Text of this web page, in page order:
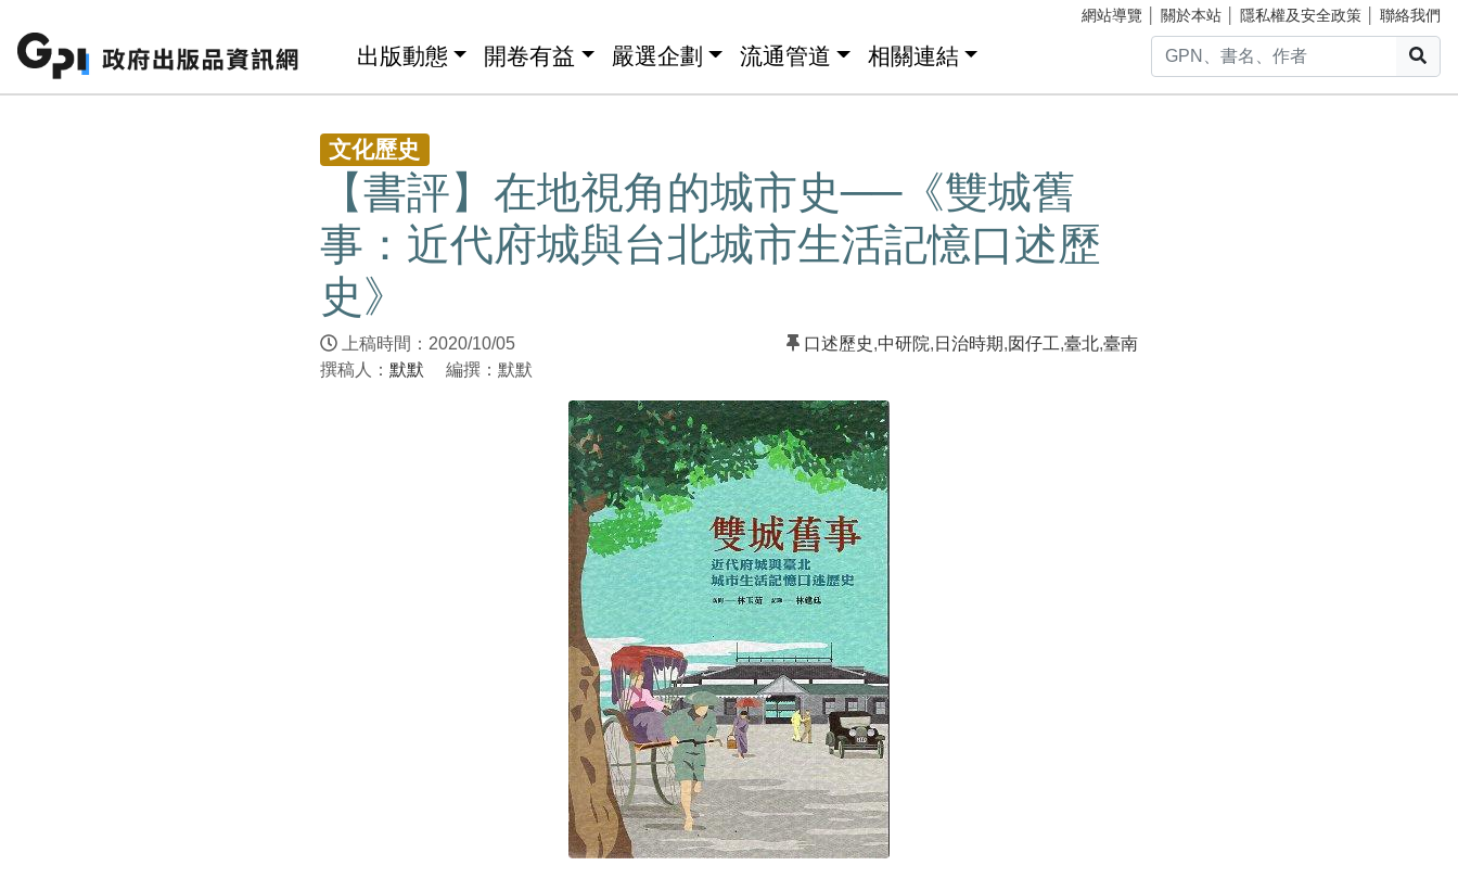
網站導覽 關於本站 隱私權及安全政策 聯絡我們
出版動態 開卷有益 嚴選企劃 流通管道 相關連結
文化歷史
【書評】在地視角的城市史──《雙城舊
事：近代府城與台北城市生活記憶口述歷
史》
上稿時間：2020/10/05
撰稿人： 默默 編撰：默默
口述歷史,中研院, 日治時期,囡仔工,臺北,臺南